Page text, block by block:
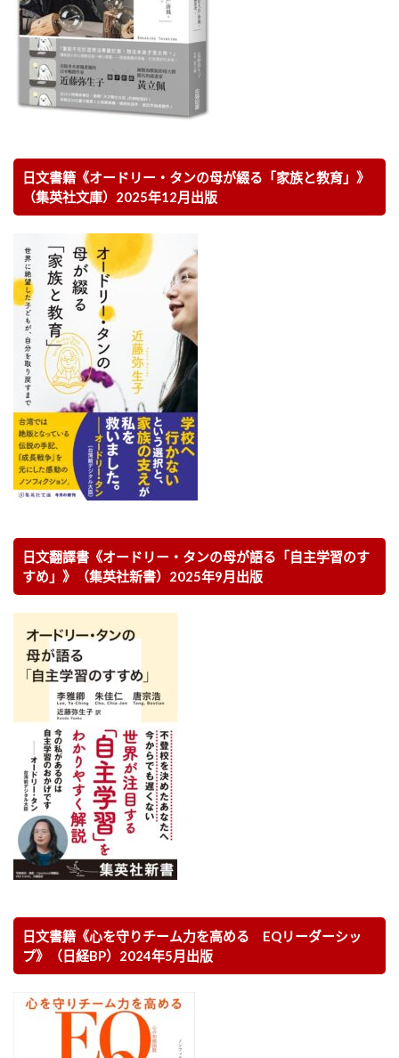
日文書籍《オードリー・タンの母が綴る「家族と教育」》
（集英社文庫）2025年12月出版
日文翻譯書《オードリー・タンの母が語る「自主学習のす
すめ」》（集英社新書）2025年9月出版
日文書籍《心を守りチーム力を高める EQリーダーシッ
プ》（日経BP）2024年5月出版